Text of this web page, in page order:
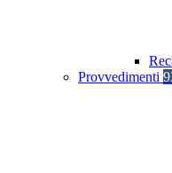
Provvedimenti